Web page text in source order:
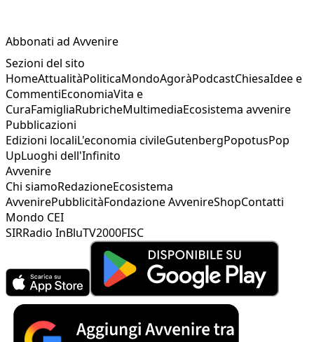
Abbonati ad Avvenire
Sezioni del sito
HomeAttualitàPoliticaMondoAgoràPodcastChiesaIdee e
CommentiEconomiaVita e
CuraFamigliaRubricheMultimediaEcosistema avvenire
Pubblicazioni
Edizioni localiL'economia civileGutenbergPopotusPop
UpLuoghi dell'Infinito
Avvenire
Chi siamoRedazioneEcosistema
AvvenirePubblicitàFondazione AvvenireShopContatti
Mondo CEI
SIRRadio InBluTV2000FISC